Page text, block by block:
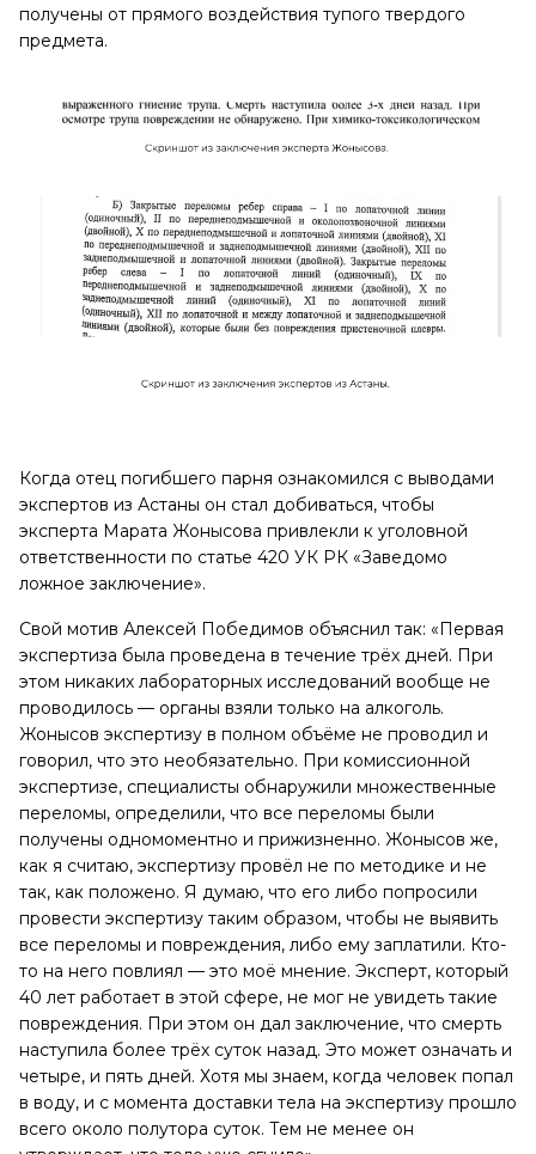
получены от прямого воздействия тупого твердого
предмета.
Когда отец погибшего парня ознакомился с выводами
экспертов из Астаны он стал добиваться, чтобы
эксперта Марата Жонысова привлекли к уголовной
ответственности по статье 420 УК РК «Заведомо
ложное заключение».
Свой мотив Алексей Победимов объяснил так: «Первая
экспертиза была проведена в течение трёх дней. При
этом никаких лабораторных исследований вообще не
проводилось — органы взяли только на алкоголь.
Жонысов экспертизу в полном объёме не проводил и
говорил, что это необязательно. При комиссионной
экспертизе, специалисты обнаружили множественные
переломы, определили, что все переломы были
получены одномоментно и прижизненно. Жонысов же,
как я считаю, экспертизу провёл не по методике и не
так, как положено. Я думаю, что его либо попросили
провести экспертизу таким образом, чтобы не выявить
все переломы и повреждения, либо ему заплатили. Кто-
то на него повлиял — это моё мнение. Эксперт, который
40 лет работает в этой сфере, не мог не увидеть такие
повреждения. При этом он дал заключение, что смерть
наступила более трёх суток назад. Это может означать и
четыре, и пять дней. Хотя мы знаем, когда человек попал
в воду, и с момента доставки тела на экспертизу прошло
всего около полутора суток. Тем не менее он